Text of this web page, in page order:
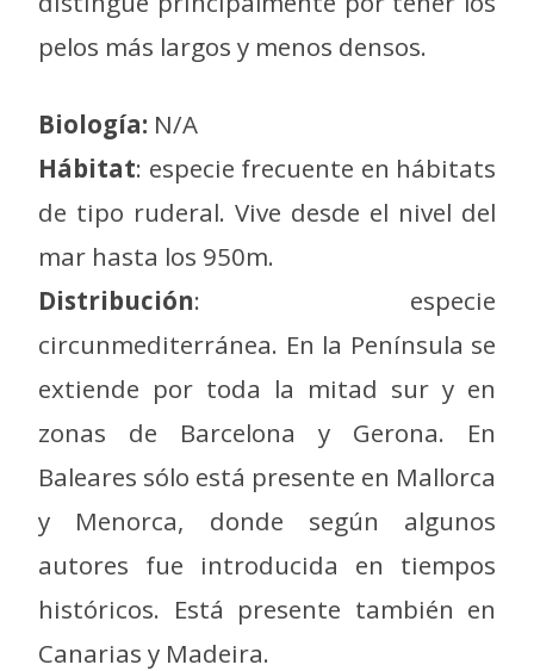
pelos más largos y menos densos.
Biología: N/A
Hábitat: especie frecuente en hábitats
de tipo ruderal. Vive desde el nivel del
mar hasta los 950m.
Distribución: especie
circunmediterránea. En la Península se
extiende por toda la mitad sur y en
zonas de Barcelona y Gerona. En
Baleares sólo está presente en Mallorca
y Menorca, donde según algunos
autores fue introducida en tiempos
históricos. Está presente también en
Canarias y Madeira.